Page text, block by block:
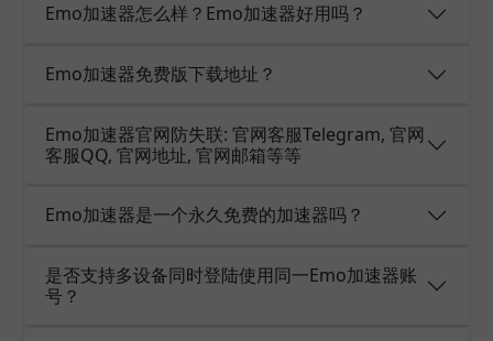
Emo加速器怎么样？Emo加速器好用吗？
Emo加速器免费版下载地址？
Emo加速器官网防失联: 官网客服Telegram, 官网
客服QQ, 官网地址, 官网邮箱等等
Emo加速器是一个永久免费的加速器吗？
是否支持多设备同时登陆使用同一Emo加速器账
号？